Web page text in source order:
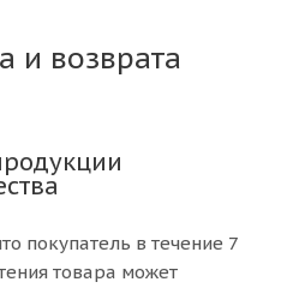
и возврата
покупатель в течение 7
товара может